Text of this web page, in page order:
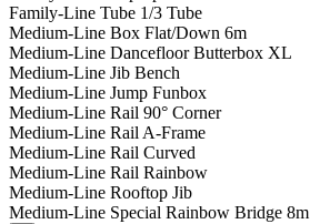
Family-Line Tube 1/3 Tube
Medium-Line Box Flat/Down 6m
Medium-Line Dancefloor Butterbox XL
Medium-Line Jib Bench
Medium-Line Jump Funbox
Medium-Line Rail 90° Corner
Medium-Line Rail A-Frame
Medium-Line Rail Curved
Medium-Line Rail Rainbow
Medium-Line Rooftop Jib
Medium-Line Special Rainbow Bridge 8m